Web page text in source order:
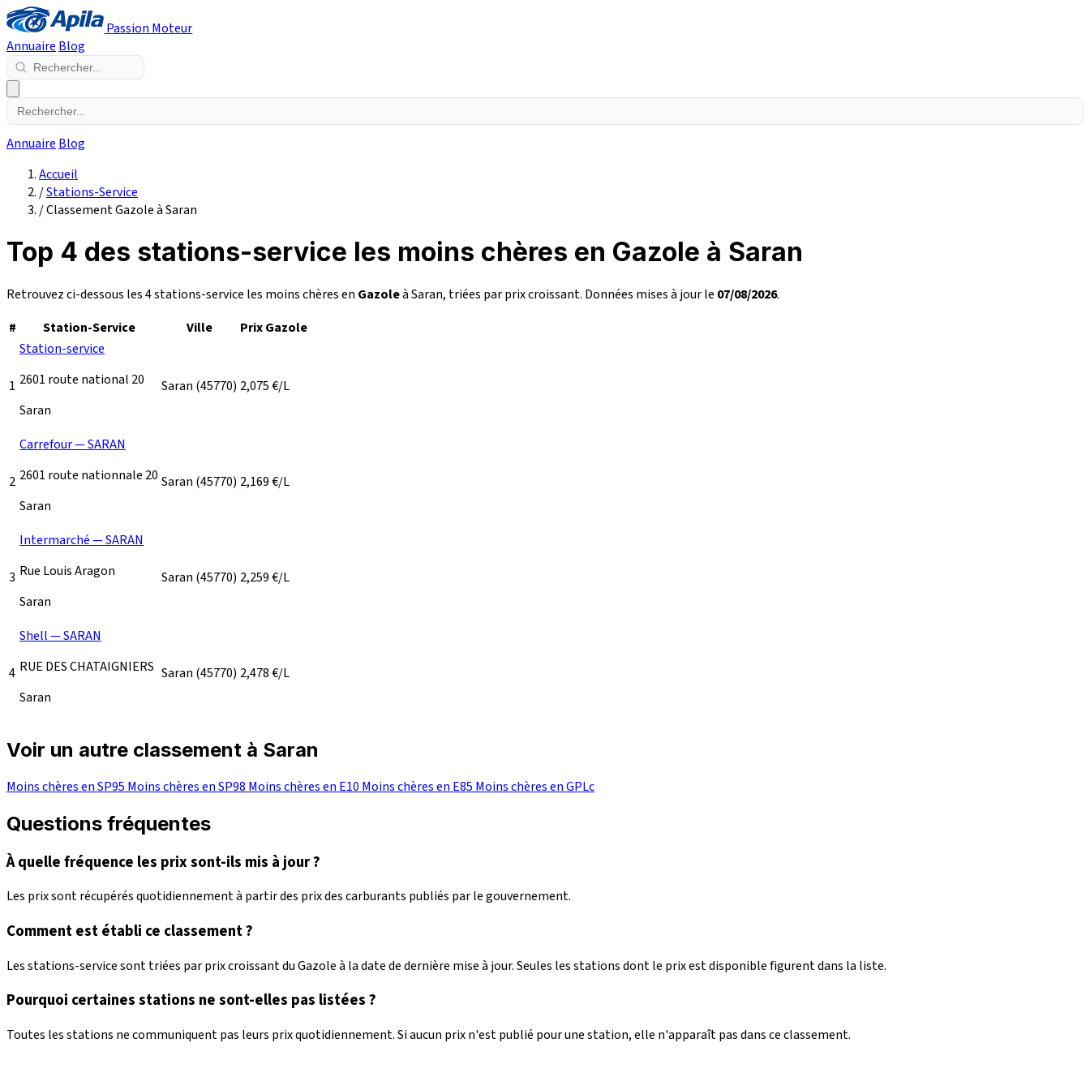
Passion Moteur
Annuaire Blog
Annuaire Blog
Accueil
/Stations-Service
/Classement Gazole à Saran
Top 4 des stations-service les moins chères en Gazole à Saran
Retrouvez ci-dessous les 4 stations-service les moins chères en Gazoleà Saran, triées par prix croissant. Données mises à jour le 07/08/2026.
#
Station-Service Ville Prix Gazole
1
Station-service
2601 route national 20
Saran
Saran (45770) 2,075€/L
2
Carrefour — SARAN
2601 route nationnale 20
Saran
Saran (45770) 2,169€/L
3
Intermarché — SARAN
Rue Louis Aragon
Saran
Saran (45770) 2,259€/L
4
Shell — SARAN
RUE DES CHATAIGNIERS
Saran
Saran (45770) 2,478€/L
Voir un autre classement à Saran
Moins chères en SP95 Moins chères en SP98 Moins chères en E10 Moins chères en E85 Moins chères en GPLc
Questions fréquentes
À quelle fréquence les prix sont-ils mis à jour ?
Les prix sont récupérés quotidiennement à partir des prix des carburants publiés par le gouvernement.
Comment est établi ce classement ?
Les stations-service sont triées par prix croissant du Gazole à la date de dernière mise à jour. Seules les stations dont le prix est disponible figurent dans la liste.
Pourquoi certaines stations ne sont-elles pas listées ?
Toutes les stations ne communiquent pas leurs prix quotidiennement. Si aucun prix n'est publié pour une station, elle n'apparaît pas dans ce classement.